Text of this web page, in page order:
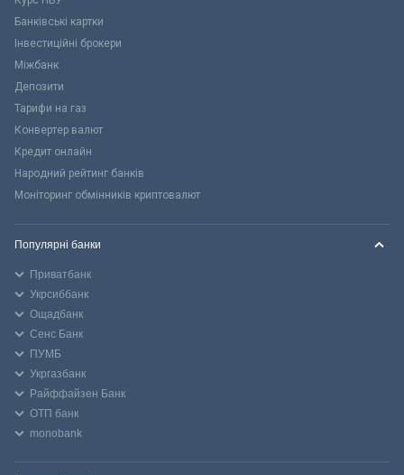
Банківські картки
Інвестиційні брокери
Міжбанк
Депозити
Тарифи на газ
Конвертер валют
Кредит онлайн
Народний рейтинг банків
Моніторинг обмінників криптовалют
Популярні банки
Приватбанк
Укрсиббанк
Ощадбанк
Сенс Банк
ПУМБ
Укргазбанк
Райффайзен Банк
ОТП банк
monobank